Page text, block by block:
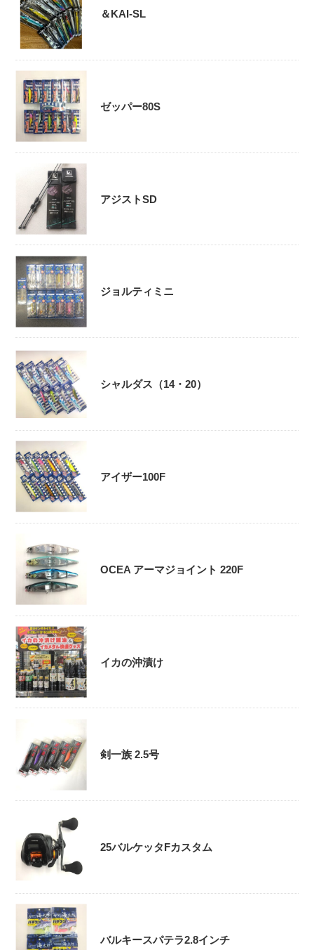
＆KAI-SL
ゼッパー80S
アジストSD
ジョルティミニ
シャルダス（14・20）
アイザー100F
OCEA アーマジョイント 220F
イカの沖漬け
剣一族 2.5号
25バルケッタFカスタム
バルキースパテラ2.8インチ